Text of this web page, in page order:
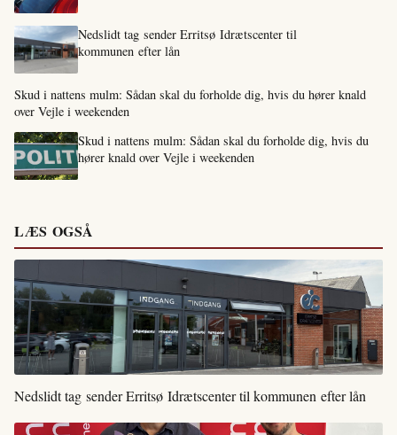
Nedslidt tag sender Erritsø Idrætscenter til
kommunen efter lån
Skud i nattens mulm: Sådan skal du forholde dig, hvis du hører knald
over Vejle i weekenden
Skud i nattens mulm: Sådan skal du forholde dig, hvis du
hører knald over Vejle i weekenden
LÆS OGSÅ
Nedslidt tag sender Erritsø Idrætscenter til kommunen efter lån